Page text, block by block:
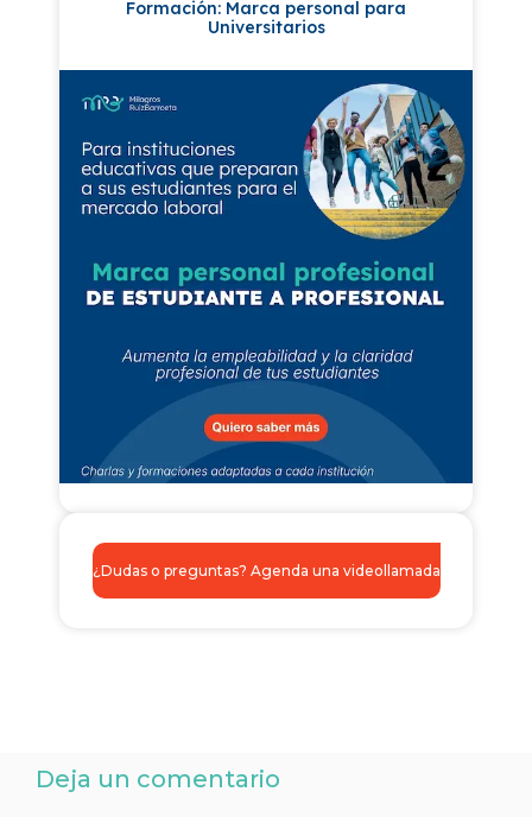
Formación: Marca personal para
Universitarios
¿Dudas o preguntas? Agenda una videollamada
Deja un comentario